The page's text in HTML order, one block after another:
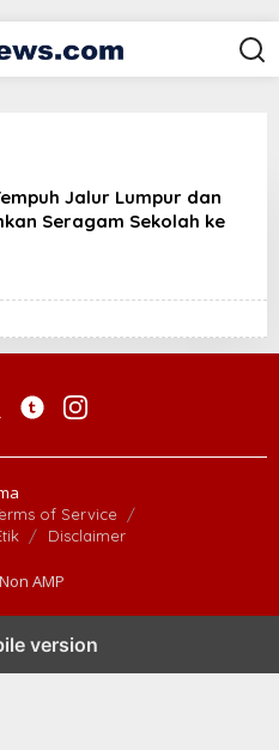
Jalur Lumpur dan
Seragam Sekolah ke
of Service
Disclaimer
AMP
version